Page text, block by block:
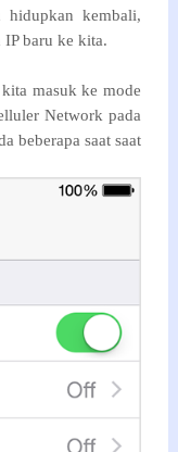
hidupkan kembali,
IP baru ke kita.
masuk ke mode
Network pada
beberapa saat saat